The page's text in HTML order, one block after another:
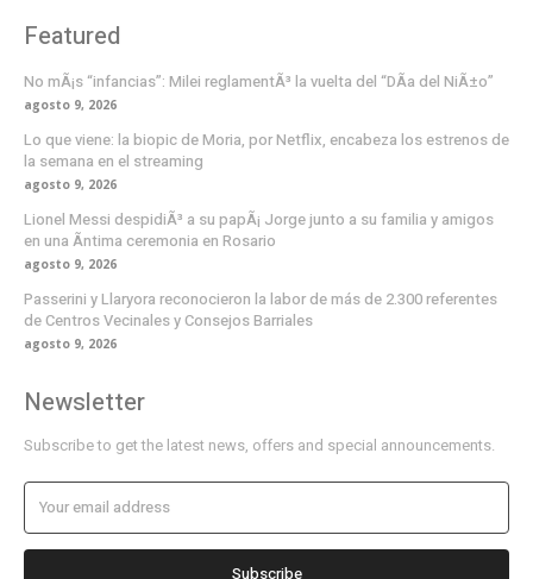
Featured
No mÃ¡s “infancias”: Milei reglamentÃ³ la vuelta del “DÃ­a del NiÃ±o”
agosto 9, 2026
Lo que viene: la biopic de Moria, por Netflix, encabeza los estrenos de
la semana en el streaming
agosto 9, 2026
Lionel Messi despidiÃ³ a su papÃ¡ Jorge junto a su familia y amigos
en una Ã­ntima ceremonia en Rosario
agosto 9, 2026
Passerini y Llaryora reconocieron la labor de más de 2.300 referentes
de Centros Vecinales y Consejos Barriales
agosto 9, 2026
Newsletter
Subscribe to get the latest news, offers and special announcements.
Subscribe